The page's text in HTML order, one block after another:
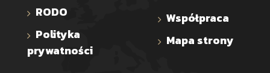
RODO
Polityka
prywatności
Współpraca
Mapa strony